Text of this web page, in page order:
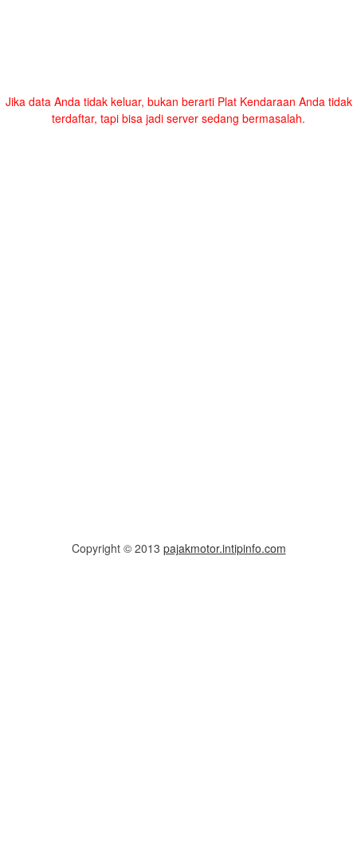
Jika data Anda tidak keluar, bukan berarti Plat Kendaraan Anda tidak
terdaftar, tapi bisa jadi server sedang bermasalah.
Copyright © 2013 pajakmotor.intipinfo.com